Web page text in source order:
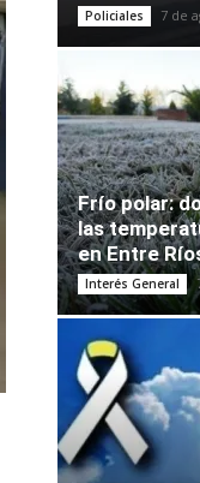
Policiales 7 de
Frío polar:
las
en Entre
Interés General